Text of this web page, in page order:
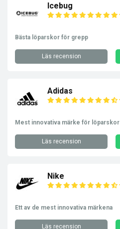
Icebug
Bästa löparskor för grepp
Läs recension
Adidas
Mest innovativa märke för löparskor
Läs recension
Nike
Ett av de mest innovativa märkena
Läs recension